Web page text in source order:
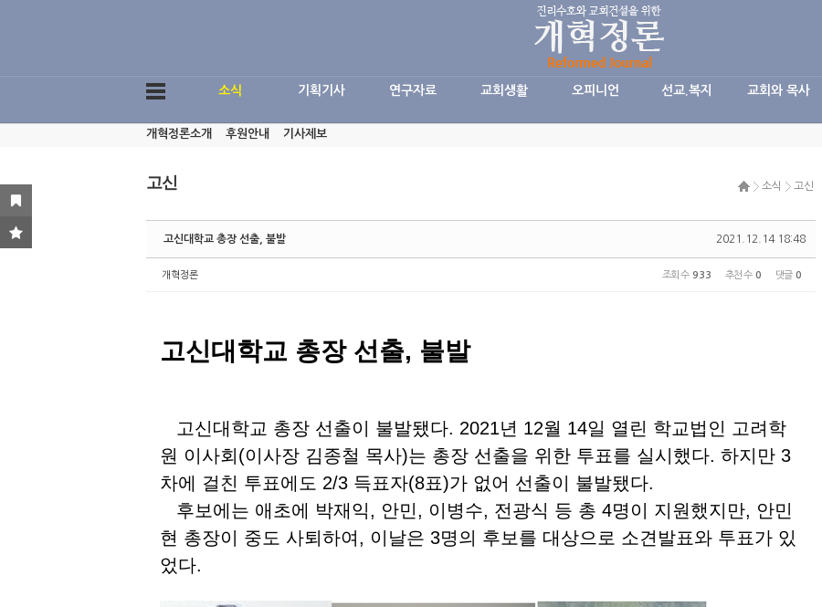
소식 기획기사 연구자료 교회생활 오피니언 선교.복지 교회와 목사
개혁정론소개 후원안내 기사제보
고신 소식 고신
2021.12.14 18:48
고신대학교 총장 선출, 불발
개혁정론 조회 수 933 추천 수 0 댓글 0
고신대학교 총장 선출, 불발
고신대학교 총장 선출이 불발됐다. 2021년 12월 14일 열린 학교법인 고려학
원 이사회(이사장 김종철 목사)는 총장 선출을 위한 투표를 실시했다. 하지만 3
차에 걸친 투표에도 2/3 득표자(8표)가 없어 선출이 불발됐다.
후보에는 애초에 박재익, 안민, 이병수, 전광식 등 총 4명이 지원했지만, 안민
현 총장이 중도 사퇴하여, 이날은 3명의 후보를 대상으로 소견발표와 투표가 있
었다.
Sketchbook5, 스케치북5
Sketchbook5, 스케치북5